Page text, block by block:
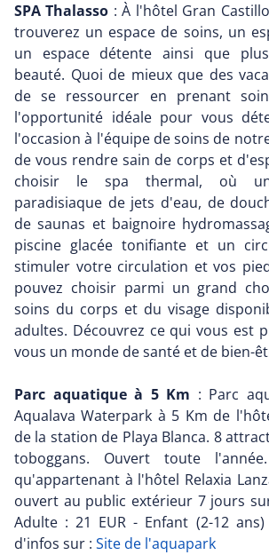
SPA Thalasso : À l'hôtel Gran
trouverez un espace de soins, un
un espace détente ainsi que
beauté. Quoi de mieux que des
de se ressourcer en prenant
l'opportunité idéale pour vous
l'occasion à l'équipe de soins de
de vous rendre sain de corps et
choisir le spa thermal, où
paradisiaque de jets d'eau, de
de saunas et baignoire
piscine glacée tonifiante et un
stimuler votre circulation et vos
pouvez choisir parmi un grand
soins du corps et du visage
adultes. Découvrez ce qui vous est
vous un monde de santé et de bien-
Parc aquatique à 5 Km : Parc
Aqualava Waterpark à 5 Km de
de la station de Playa Blanca. 8
toboggans. Ouvert toute
qu'appartenant à l'hôtel Relaxia
ouvert au public extérieur 7 jours
Adulte : 21 EUR - Enfant (2-12 ans)
d'infos sur : Site de l'aquapark